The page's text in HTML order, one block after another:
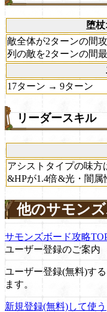
堕
敵全体が2ターンの間
列の敵を2ターンの間
17ターン → 9ターン
リーダースキル
アシストタイプの味方
&HPが1.4倍&光・闇
他のサモン
サモンズボード攻略
ユーザー登録のご案内
ユーザー登録(無料)す
ます。
新規登録(無料)して使う